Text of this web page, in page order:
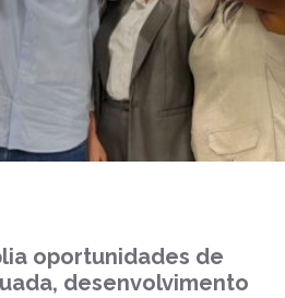
oportunidades de
desenvolvimento